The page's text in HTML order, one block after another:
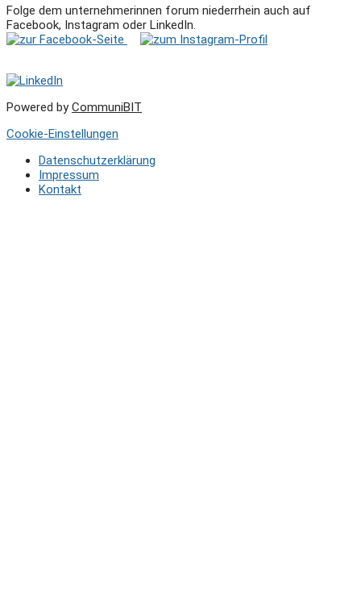
Folge dem unternehmerinnen forum niederrhein auch auf
Facebook, Instagram oder LinkedIn.
Powered byCommuniBIT
Cookie-Einstellungen
Datenschutzerklärung
Impressum
Kontakt